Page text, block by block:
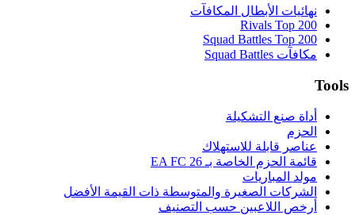
نهائيات الأبطال المكافآت
Rivals Top 200
Squad Battles Top 200
مكافآت Squad Battles
Tools
أداة صنع التشكيلة
الحزم
عناصر قابلة للاستهلاك
قائمة الحزم الخاصة بـ EA FC 26
مولد المباريات
الشركات الصغيرة والمتوسطة ذات القيمة الأفضل
أرخص اللاعبين حسب التصنيف